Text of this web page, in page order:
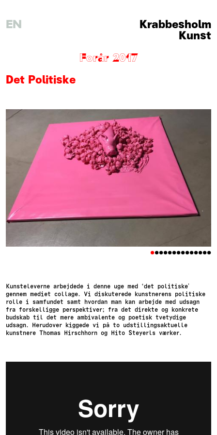
Krabbesholm
EN
Kunst
Forår 2017
Det Politiske
••••••••••••••
Kunsteleverne arbejdede i denne uge med ‘det politiske’
gennem mediet collage. Vi diskuterede kunstnerens politiske
rolle i samfundet samt hvordan man kan arbejde med udsagn
fra forskelligge perspektiver; fra det direkte og konkrete
budskab til det mere ambivalente og poetisk tvetydige
udsagn. Herudover kiggede vi på to udstillingsaktuelle
kunstnere Thomas Hirschhorn og Hito Steyerls værker.